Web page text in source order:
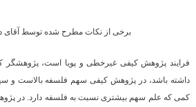
برخی از نکات مطرح شده توسط آقای
فرایند پژوهش کیفی غیرخطی و پویا است، پژوهشگر
داشته باشد، در پژوهش کیفی سهم فلسفه بالاست و
کمی که علم سهم بیشتری نسبت به فلسفه دارد. در